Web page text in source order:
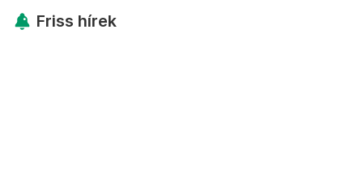
Friss hírek